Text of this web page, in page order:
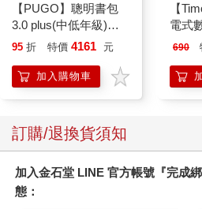
本書中充滿力量的文學作品描繪出
地爭取生育自由，一方面申明身體自
麼必要。它們寫出種種文化上、政
孤立中做出生育方面的抉擇，會對
理折磨。這些是我們應該從現在開始
本書的架構
志」、「靈魂」。「心智」聚焦於大
終止妊娠決定，以及在一些不能公開
中，我們如何獨自承擔這個決定的重
【PUGO】聰明書包
3.0 plus(中低年級)酷
黑 全新進化玩美上市
95 折 特價 4161 元
加入購物車
【
電式
690
訂購/退換貨須知
加入金石堂 LINE 官方帳號『完成
態：